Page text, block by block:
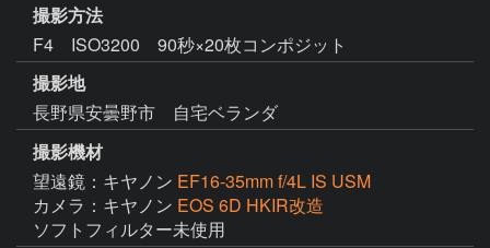
撮影方法
F4 ISO3200 90秒×20枚コンポジット
撮影地
長野県安曇野市 自宅ベランダ
撮影機材
望遠鏡：キヤノン EF16-35mm f/4L IS USM
カメラ：キヤノン EOS 6D HKIR改造
ソフトフィルター未使用